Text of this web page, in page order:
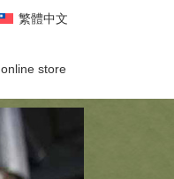
繁體中文
online store